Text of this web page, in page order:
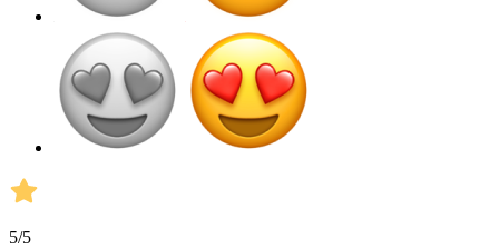
5/5